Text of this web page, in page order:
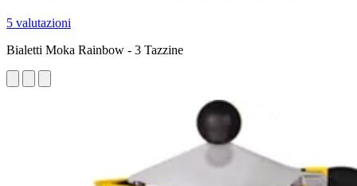
5 valutazioni
Bialetti Moka Rainbow - 3 Tazzine